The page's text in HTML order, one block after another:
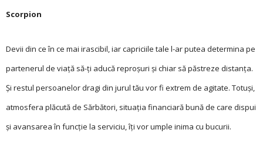
Scorpion
Devii din ce în ce mai irascibil, iar capriciile tale l-ar putea determina pe
partenerul de viață să-ți aducă reproșuri și chiar să păstreze distanța.
Și res­tul persoanelor dragi din jurul tău vor fi extrem de agitate. Totuși,
atmosfera plăcută de Sărbători, situația financiară bună de care dispui
și avansarea în funcție la serviciu, îți vor umple inima cu bucurii.